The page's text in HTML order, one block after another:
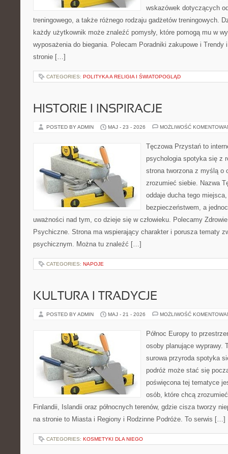
wskazówek dotyczących
treningowego, a także różnego rodzaju gadżetów treningowych.
każdy użytkownik może znaleźć pomysły, które pomogą mu w
wyposażenia do biegania. Polecam Poradniki zakupowe i Trendy
stronie […]
CATEGORIES: POLITYKA A RELIGIA I ŚWIATOPOGLĄD
HISTORIE I INSPIRACJE
POSTED BY ADMIN MAJ - 23 - 2026 MOŻLIWOŚĆ
Tęczowa Przystań to
psychologia spotyka się z
strona tworzona z myślą o
zrozumieć siebie. Nazwa
oddaje ducha tego
bezpieczeństwem, a
uważności nad tym, co dzieje się w człowieku. Polecamy
Psychiczne. Strona ma wspierający charakter i porusza tematy
psychicznym. Można tu znaleźć […]
CATEGORIES: NAPOJE
KULTURA I TRADYCJE
POSTED BY ADMIN MAJ - 21 - 2026 MOŻLIWOŚĆ
Północ Europy to
osoby planujące wyprawy.
surowa przyroda spotyka
podróż może stać się
poświęcona tej tematyce
osób, które chcą
Finlandii, Islandii oraz północnych terenów, gdzie cisza tworzy
na stronie to Miasta i Regiony i Rodzinne Podróże. To serwis […]
CATEGORIES: KOSMETYKI DLA NIEGO